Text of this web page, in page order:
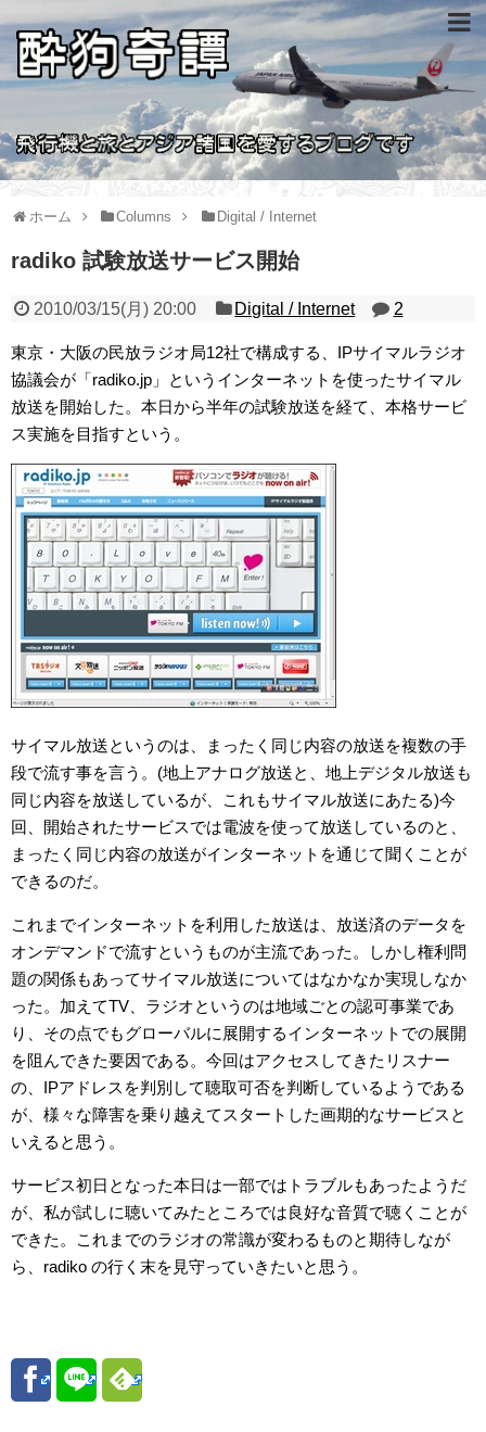
ホーム Columns Digital / Internet
radiko 試験放送サービス開始
2010/03/15(月) 20:00 Digital / Internet 2
東京・大阪の民放ラジオ局12社で構成する、IPサイマルラジオ
協議会が「radiko.jp」というインターネットを使ったサイマル
放送を開始した。本日から半年の試験放送を経て、本格サービ
ス実施を目指すという。
サイマル放送というのは、まったく同じ内容の放送を複数の手
段で流す事を言う。(地上アナログ放送と、地上デジタル放送も
同じ内容を放送しているが、これもサイマル放送にあたる)今
回、開始されたサービスでは電波を使って放送しているのと、
まったく同じ内容の放送がインターネットを通じて聞くことが
できるのだ。
これまでインターネットを利用した放送は、放送済のデータを
オンデマンドで流すというものが主流であった。しかし権利問
題の関係もあってサイマル放送についてはなかなか実現しなか
った。加えてTV、ラジオというのは地域ごとの認可事業であ
り、その点でもグローバルに展開するインターネットでの展開
を阻んできた要因である。今回はアクセスしてきたリスナー
の、IPアドレスを判別して聴取可否を判断しているようである
が、様々な障害を乗り越えてスタートした画期的なサービスと
いえると思う。
サービス初日となった本日は一部ではトラブルもあったようだ
が、私が試しに聴いてみたところでは良好な音質で聴くことが
できた。これまでのラジオの常識が変わるものと期待しなが
ら、radiko の行く末を見守っていきたいと思う。